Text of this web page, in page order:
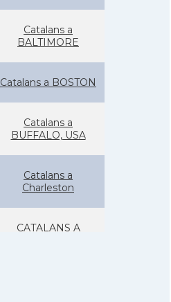
Catalans a
BALTIMORE
Catalans a BOSTON
Catalans a
BUFFALO, USA
Catalans a
Charleston
CATALANS A